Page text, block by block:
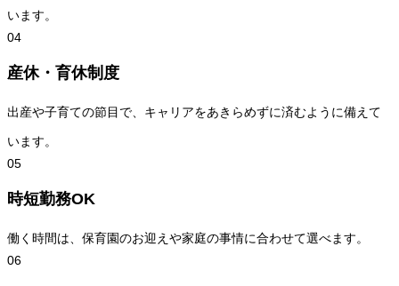
います。
04
産休・育休制度
出産や子育ての節目で、キャリアをあきらめずに済むように備えて
います。
05
時短勤務OK
働く時間は、保育園のお迎えや家庭の事情に合わせて選べます。
06